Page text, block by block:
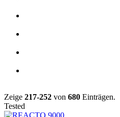
Zeige 217-252 von 680 Einträgen.
Tested